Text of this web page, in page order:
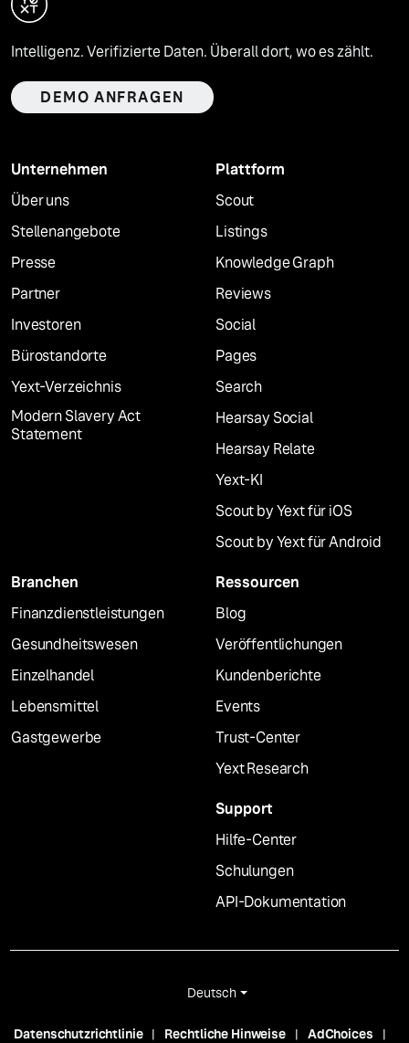
Intelligenz. Verifizierte Daten. Überall dort, wo es zählt.
DEMO ANFRAGEN
Unternehmen
Über uns
Stellenangebote
Presse
Partner
Investoren
Bürostandorte
Yext-Verzeichnis
Modern Slavery Act
Statement
Plattform
Scout
Listings
Knowledge Graph
Reviews
Social
Pages
Search
Hearsay Social
Hearsay Relate
Yext-KI
Scout by Yext für iOS
Scout by Yext für Android
Branchen
Finanzdienstleistungen
Gesundheitswesen
Einzelhandel
Lebensmittel
Gastgewerbe
Ressourcen
Blog
Veröffentlichungen
Kundenberichte
Events
Trust-Center
Yext Research
Support
Hilfe-Center
Schulungen
API-Dokumentation
Deutsch
Datenschutzrichtlinie Rechtliche Hinweise
AdChoices